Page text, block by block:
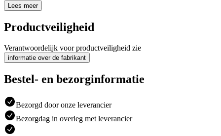
Lees meer
Productveiligheid
Verantwoordelijk voor productveiligheid zie
informatie over de fabrikant
Bestel- en bezorginformatie
Bezorgd door onze leverancier
Bezorgdag in overleg met leverancier